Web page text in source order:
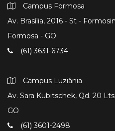
Campus Formosa
Av. Brasília, 2016 - St -
Formosa - GO
(61) 3631-6734
Campus Luziânia
Av. Sara Kubitschek, Qd. 20
GO
(61) 3601-2498